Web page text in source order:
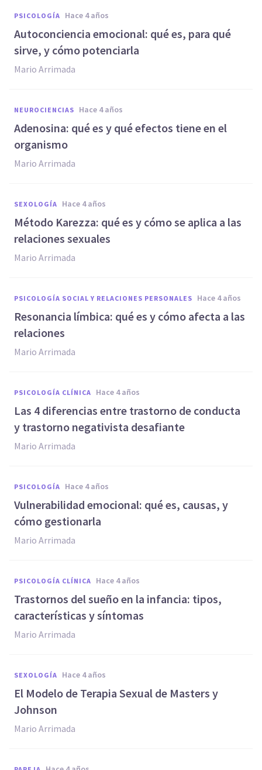
PSICOLOGÍA hace 4 años
Autoconciencia emocional: qué es, para qué
sirve, y cómo potenciarla
Mario Arrimada
NEUROCIENCIAS hace 4 años
Adenosina: qué es y qué efectos tiene en el
organismo
Mario Arrimada
SEXOLOGÍA hace 4 años
Método Karezza: qué es y cómo se aplica a las
relaciones sexuales
Mario Arrimada
PSICOLOGÍA SOCIAL Y RELACIONES PERSONALES hace 4 años
Resonancia límbica: qué es y cómo afecta a las
relaciones
Mario Arrimada
PSICOLOGÍA CLÍNICA hace 4 años
Las 4 diferencias entre trastorno de conducta
y trastorno negativista desafiante
Mario Arrimada
PSICOLOGÍA hace 4 años
Vulnerabilidad emocional: qué es, causas, y
cómo gestionarla
Mario Arrimada
PSICOLOGÍA CLÍNICA hace 4 años
Trastornos del sueño en la infancia: tipos,
características y síntomas
Mario Arrimada
SEXOLOGÍA hace 4 años
El Modelo de Terapia Sexual de Masters y
Johnson
Mario Arrimada